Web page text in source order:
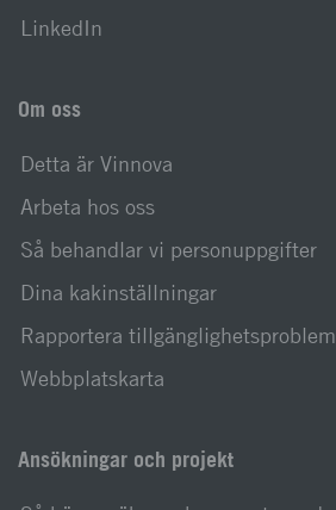
LinkedIn
Om oss
Detta är Vinnova
Arbeta hos oss
Så behandlar vi personuppgifter
Dina kakinställningar
Rapportera tillgänglighetsproblem
Webbplatskarta
Ansökningar och projekt